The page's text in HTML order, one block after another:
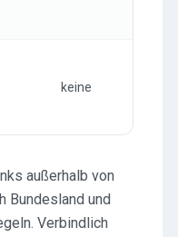
keine
außerhalb von
Bundesland und
Verbindlich